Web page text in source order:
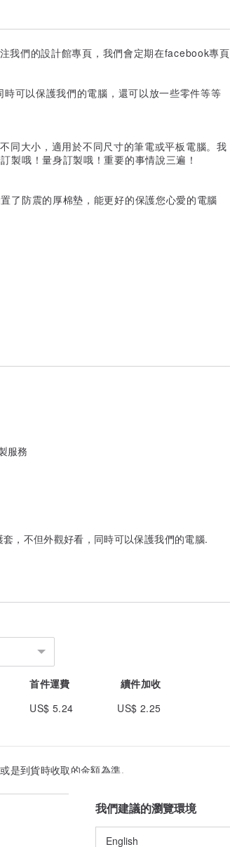
們的設計館專頁，我們會定期在facebook專頁
可以保護我們的電腦，還可以放一些零件等等
同大小，適用於不同尺寸的筆電或平板電腦。我
製哦！量身訂製哦！重要的事情說三遍！
了防震的厚棉墊，能更好的保護您心愛的電腦
服務
，不但外觀好看，同時可以保護我們的電腦.
首件運費
續件加收
US$ 5.24 US$ 2.25
是到貨時收取的金額為準。
我們建議的瀏覽環境